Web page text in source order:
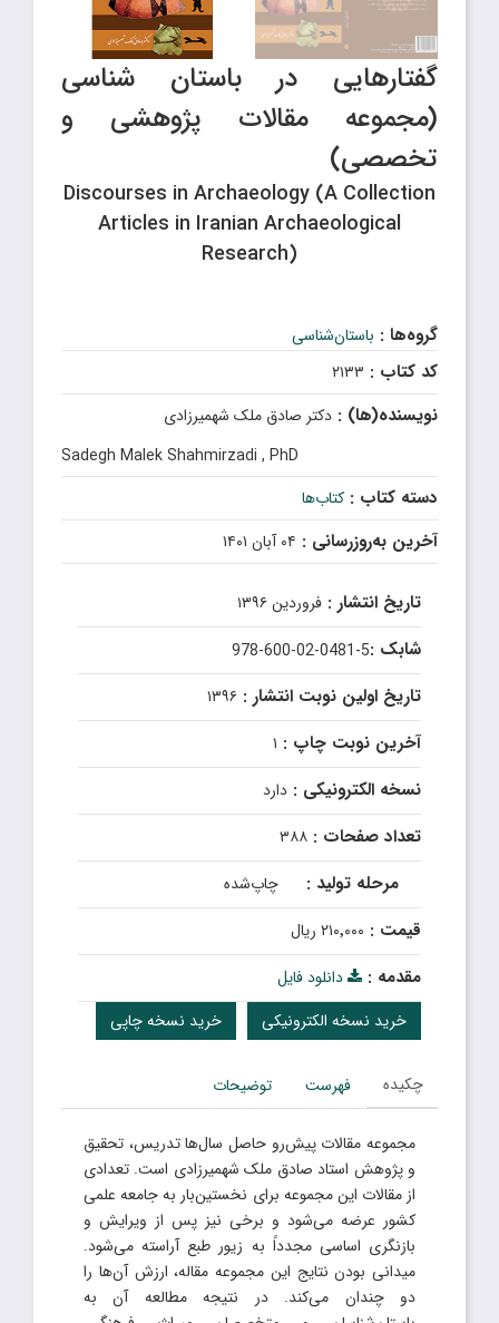
گفتارهایی در باستان شناسی
(مجموعه مقالات پژوهشی و
تخصصی)
Discourses in Archaeology (A Collection
Articles in Iranian Archaeological
Research)
گروه‌ها : باستان‌شناسی
کد کتاب : ۲۱۳۳
نویسنده(ها) : دکتر صادق ملک شهمیرزادی
Sadegh Malek Shahmirzadi , PhD
دسته کتاب : کتاب‌ها
آخرین به‌روزرسانی : ۰۴ آبان ۱۴۰۱
تاریخ انتشار : فروردین ۱۳۹۶
شابک :978-600-02-0481-5
تاریخ اولین نوبت انتشار : ۱۳۹۶
آخرین نوبت چاپ : ۱
نسخه الکترونیکی : دارد
تعداد صفحات : ۳۸۸
مرحله تولید : چاپ‌شده
قیمت : ۲۱۰٬۰۰۰ ریال
مقدمه :
دانلود فایل
خرید نسخه چاپی
خرید نسخه الکترونیکی
چکیده فهرست توضیحات
مجموعه مقالات پیش‌رو حاصل سال‌ها تدریس، تحقیق
و پژوهش استاد صادق ملک شهمیرزادی است. تعدادی
از مقالات این مجموعه برای نخستین‌بار به جامعه علمی
کشور عرضه می‌شود و برخی نیز پس از ویرایش و
بازنگری اساسی مجدداً به زیور طبع آراسته می‌شود.
میدانی بودن نتایج این مجموعه مقاله، ارزش آن‌ها را
دو چندان می‌کند. در نتیجه مطالعه آن به